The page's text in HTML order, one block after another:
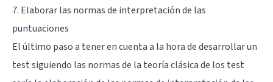
7. Elaborar las normas de interpretación de las
puntuaciones
El último paso a tener en cuenta a la hora de desarrollar un
test siguiendo las normas de la teoría clásica de los test